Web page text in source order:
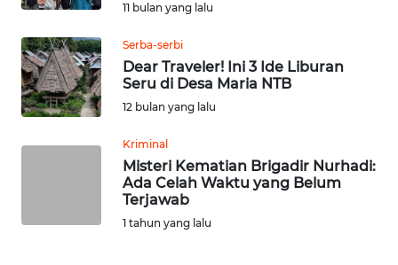
11 bulan yang lalu
Serba-serbi
Dear Traveler! Ini 3 Ide Liburan
Seru di Desa Maria NTB
12 bulan yang lalu
Kriminal
Misteri Kematian Brigadir Nurhadi:
Ada Celah Waktu yang Belum
Terjawab
1 tahun yang lalu
KALTIM
WN
SULSEL
WN